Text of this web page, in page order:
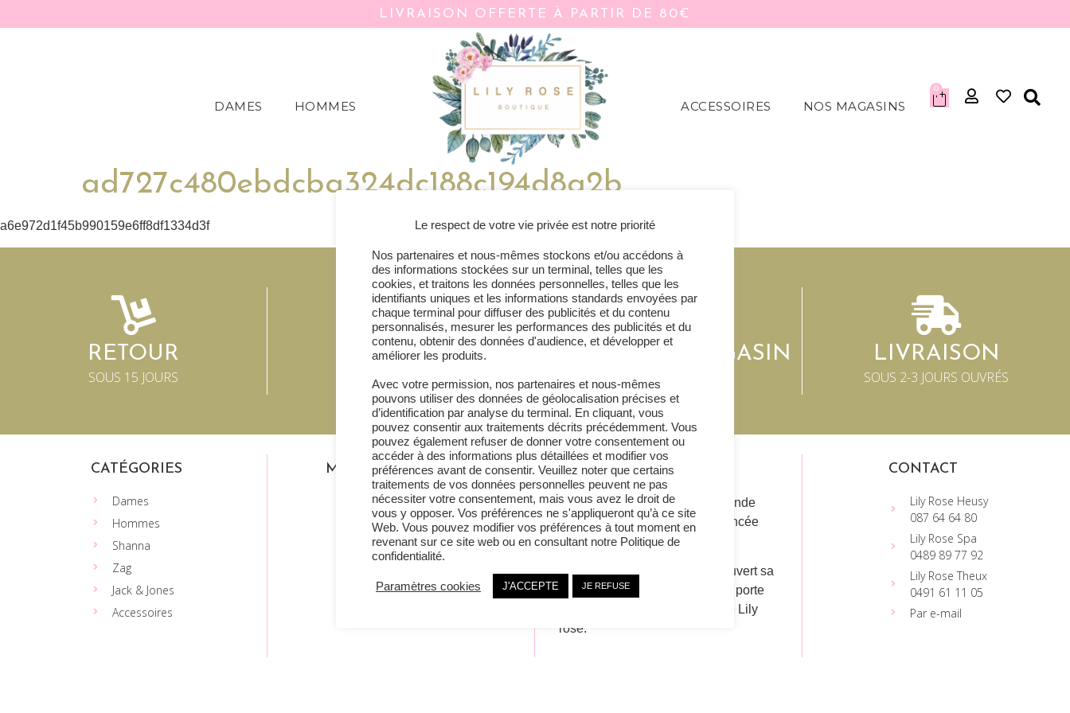
LIVRAISON OFFERTE À PARTIR DE 80€
DAMES HOMMES ACCESSOIRES NOS MAGASINS
0
ad727c480ebdcba324dc188c194d8a2b
a6e972d1f45b990159e6ff8df1334d3f
RETOUR
SOUS 15 JOURS
PAIEMENT
100% SÉCURISÉ
RETRAIT AU MAGASIN LIVRAISON
SOUS 2-3 JOURS OUVRÉS
CATÉGORIES
Dames
Hommes
Shanna
Zag
Jack & Jones
Accessoires
MENTIONS LÉGALES
Les cookies
Vie privée
Conditions de vente
Plateforme Européenne de
gestion des litiges du
commerce en ligne
A PROPOS
Lily Rose Boutique, c’est la grande
aventure dans laquelle s’est lancée
Véronique Petit en avril 2011 !
Passionnée de bijoux, elle à ouvert sa
première boutique à Heusy qui porte
son nom en hommage à sa fille Lily
rose.
CONTACT
Lily Rose Heusy
087 64 64 80
Lily Rose Spa
0489 89 77 92
Lily Rose Theux
0491 61 11 05
Par e-mail
Le respect de votre vie privée est notre priorité
Nos partenaires et nous-mêmes stockons et/ou accédons à
des informations stockées sur un terminal, telles que les
cookies, et traitons les données personnelles, telles que les
identifiants uniques et les informations standards envoyées par
chaque terminal pour diffuser des publicités et du contenu
personnalisés, mesurer les performances des publicités et du
contenu, obtenir des données d'audience, et développer et
améliorer les produits.
Avec votre permission, nos partenaires et nous-mêmes
pouvons utiliser des données de géolocalisation précises et
d’identification par analyse du terminal. En cliquant, vous
pouvez consentir aux traitements décrits précédemment. Vous
pouvez également refuser de donner votre consentement ou
accéder à des informations plus détaillées et modifier vos
préférences avant de consentir. Veuillez noter que certains
traitements de vos données personnelles peuvent ne pas
nécessiter votre consentement, mais vous avez le droit de
vous y opposer. Vos préférences ne s'appliqueront qu’à ce site
Web. Vous pouvez modifier vos préférences à tout moment en
revenant sur ce site web ou en consultant notre Politique de
confidentialité.
Paramètres cookies J'ACCEPTE JE REFUSE